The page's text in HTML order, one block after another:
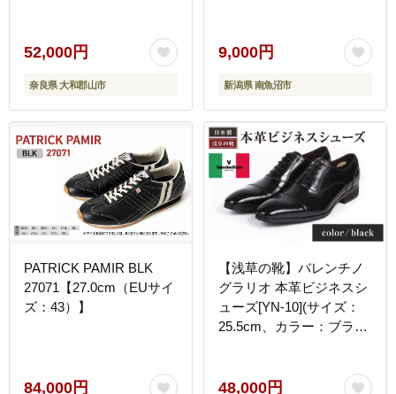
ス カジュアル 吸湿 通気
ふるさと納税 奈良県 国産
大和 街歩き 通勤 通学 ギ
フト 贈り物 BN003
52,000円
奈良県 大和郡山市
フト プレゼント ファッシ
9,000円
新潟県 南魚沼市
PATRICK PAMIR BLK
27071【27.0cm（EUサイ
ズ：43）】
84,000円
【浅草の靴】バレンチノ
グラリオ 本革ビジネスシ
ューズ[YN-10](サイズ：
25.5cm、カラー：ブラッ
48,000円